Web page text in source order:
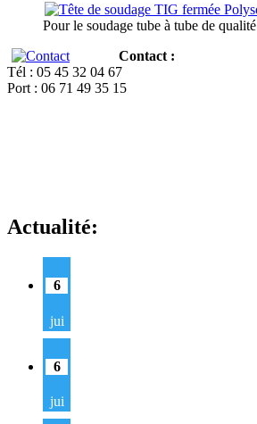
Pour le soudage tube à tube de
Contact :
Tél : 05 45 32 04 67
Port : 06 71 49 35 15
Actualité:
6
jui
6
jui